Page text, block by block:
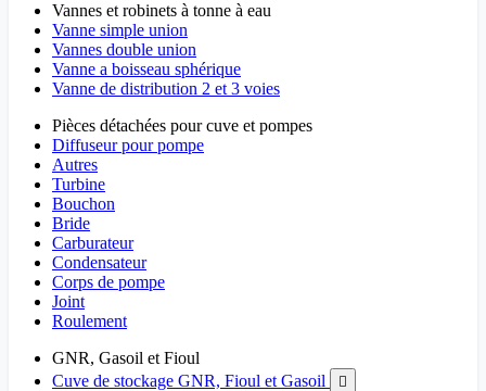
Vannes et robinets à tonne à eau
Vanne simple union
Vannes double union
Vanne a boisseau sphérique
Vanne de distribution 2 et 3 voies
Pièces détachées pour cuve et pompes
Diffuseur pour pompe
Autres
Turbine
Bouchon
Bride
Carburateur
Condensateur
Corps de pompe
Joint
Roulement
GNR, Gasoil et Fioul
Cuve de stockage GNR, Fioul et Gasoil
